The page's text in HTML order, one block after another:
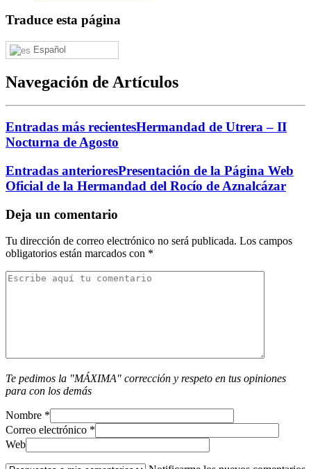
Traduce esta página
Español
Navegación de Artículos
Entradas más recientesHermandad de Utrera – II
Nocturna de Agosto
Entradas anterioresPresentación de la Página Web
Deja un comentario
Tu dirección de correo electrónico no será publicada. Los campos
obligatorios están marcados con *
Te pedimos la "MÁXIMA" corrección y respeto en tus opiniones
para con los demás
Nombre *
Correo electrónico *
Web